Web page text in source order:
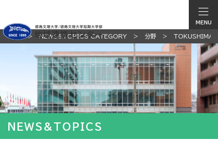
MENU
TOP NEWS&TOPICS CATEGORY 分野 TOKUSHIMA
NEWS&TOPICS